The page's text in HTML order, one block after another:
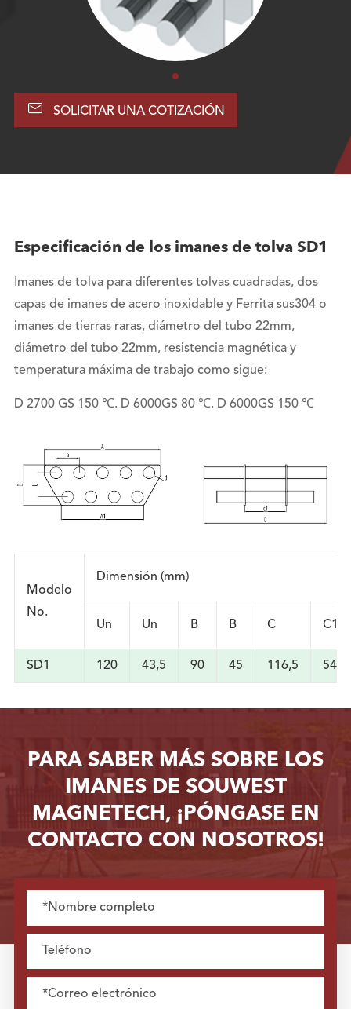
 SOLICITAR UNA COTIZACIÓN
Especificación de los imanes de tolva SD1
Imanes de tolva para diferentes tolvas cuadradas, dos
capas de imanes de acero inoxidable y Ferrita sus304 o
imanes de tierras raras, diámetro del tubo 22mm,
diámetro del tubo 22mm, resistencia magnética y
temperatura máxima de trabajo como sigue:
D 2700 GS 150 ℃. D 6000GS 80 ℃. D 6000GS 150 ℃
Modelo
No.
Dimensión (mm)
Un Un B B C C1
SD1 120 43,5 90 45 116,5 54,5
PARA SABER MÁS SOBRE LOS
IMANES DE SOUWEST
MAGNETECH, ¡PÓNGASE EN
CONTACTO CON NOSOTROS!